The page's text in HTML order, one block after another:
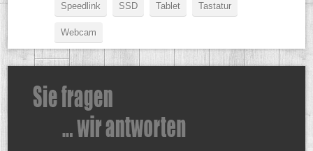
Speedlink SSD Tablet Tastatur
Webcam